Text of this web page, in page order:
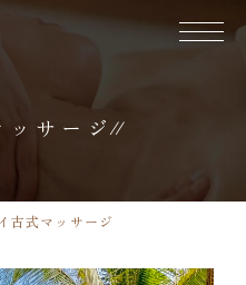
ッサージ
古式マッサージ